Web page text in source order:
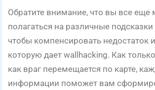
Обратите внимание, что вы все еще
полагаться на различные
чтобы компенсировать недостаток
которую дает wallhacking. Как
как враг перемещается по карте,
информации поможет вам